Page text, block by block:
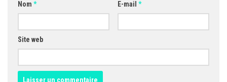
Nom * E-mail *
Site web